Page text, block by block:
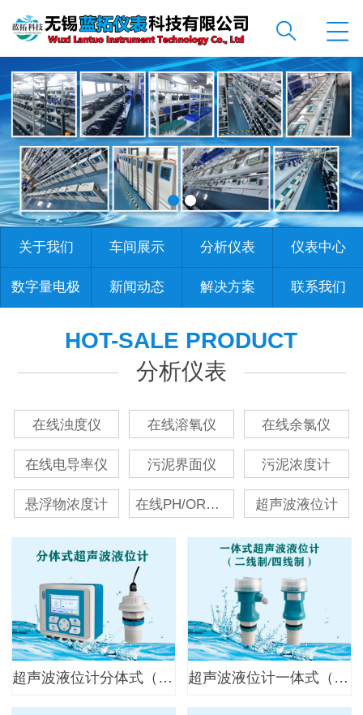
关于我们 车间展示 分析仪表 仪表中心
数字量电极 新闻动态 解决方案 联系我们
HOT-SALE PRODUCT
分析仪表
在线浊度仪 在线溶氧仪 在线余氯仪
在线电导率仪 污泥界面仪 污泥浓度计
悬浮物浓度计 在线PH/ORP计 超声波液位计
超声波液位计分体式（升级款） 超声波液位计一体式（升级款）